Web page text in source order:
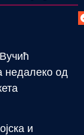
недалеко од
и